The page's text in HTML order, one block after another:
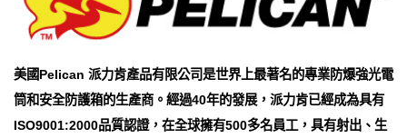
美國Pelican 派力肯產品有限公司是世界上最著名的專業防爆強光電
筒和安全防護箱的生產商。經過40年的發展，派力肯已經成為具有
ISO9001:2000品質認證，在全球擁有500多名員工，具有射出、生